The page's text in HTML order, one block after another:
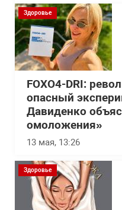
Здоровье
FOXO4-DRI:
опасный
Давиденко
омоложения»
13 мая, 13:26
Здоровье